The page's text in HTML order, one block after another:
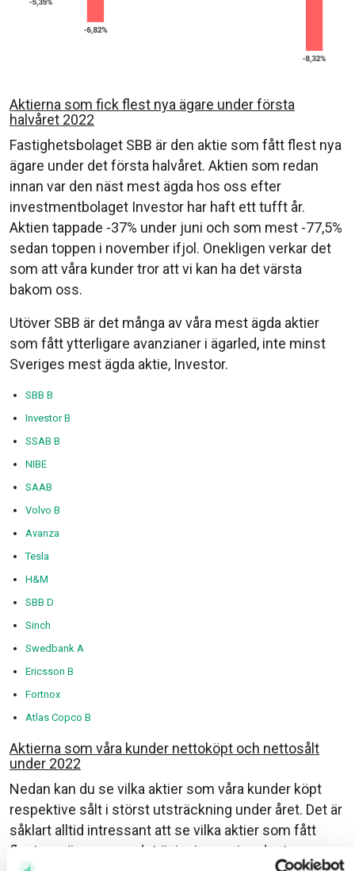
Aktierna som fick flest nya ägare under första
halvåret 2022
Fastighetsbolaget SBB är den aktie som fått flest nya
ägare under det första halvåret. Aktien som redan
innan var den näst mest ägda hos oss efter
investmentbolaget Investor har haft ett tufft år.
Aktien tappade -37% under juni och som mest -77,5%
sedan toppen i november ifjol. Onekligen verkar det
som att våra kunder tror att vi kan ha det värsta
bakom oss.
Utöver SBB är det många av våra mest ägda aktier
som fått ytterligare avanzianer i ägarled, inte minst
Sveriges mest ägda aktie, Investor.
SBB B
Investor B
SSAB B
NIBE
SAAB
Volvo B
Avanza
Tesla
H&M
SBB D
Sinch
Swedbank A
Ericsson B
Fortnox
Atlas Copco B
Aktierna som våra kunder nettoköpt och nettosålt
under 2022
Nedan kan du se vilka aktier som våra kunder köpt
respektive sålt i störst utsträckning under året. Det är
såklart alltid intressant att se vilka aktier som fått
flest nya ägare men det är i min mening desto mer